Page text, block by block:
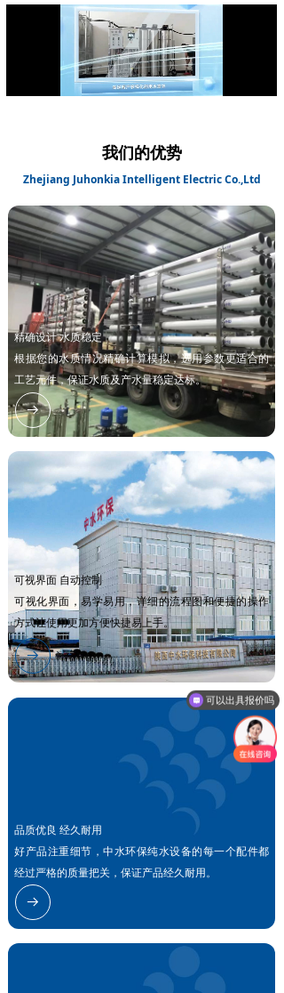
Loaded:
0%
Progress:
0%
我们的优势
Zhejiang Juhonkia Intelligent Electric Co.,Ltd
精确设计 水质稳定
根据您的水质情况精确计算模拟，选用参数更适合的
工艺元件，保证水质及产水量稳定达标。
뀠
可视界面 自动控制
可视化界面，易学易用，详细的流程图和便捷的操作
方式让使用更加方便快捷易上手。
뀠
品质优良 经久耐用
好产品注重细节，中水环保纯水设备的每一个配件都
经过严格的质量把关，保证产品经久耐用。
뀠
可以出具报价吗